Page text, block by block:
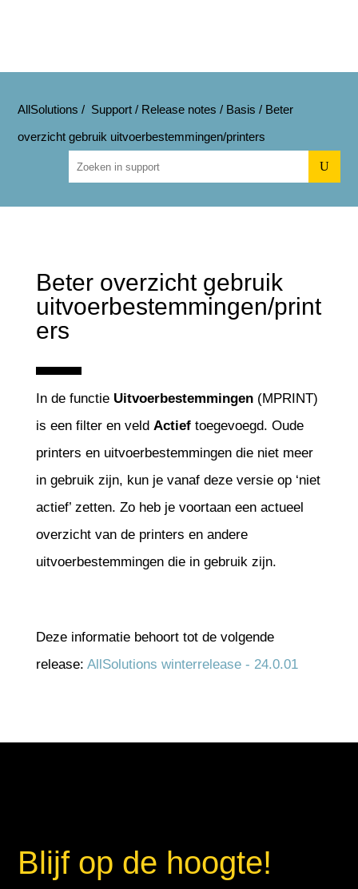
AllSolutions / Support/ Release notes / Basis / Beter
overzicht gebruik uitvoerbestemmingen/printers
U
Beter overzicht gebruik
uitvoerbestemmingen/print
ers
In de functie Uitvoerbestemmingen (MPRINT)
is een filter en veld Actief toegevoegd. Oude
printers en uitvoerbestemmingen die niet meer
in gebruik zijn, kun je vanaf deze versie op ‘niet
actief’ zetten. Zo heb je voortaan een actueel
overzicht van de printers en andere
uitvoerbestemmingen die in gebruik zijn.
Deze informatie behoort tot de volgende
release: AllSolutions winterrelease - 24.0.01
Blijf op de hoogte!